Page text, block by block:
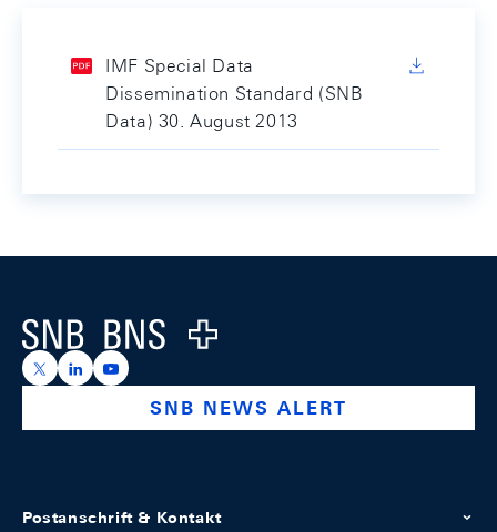
IMF Special Data
Dissemination Standard (SNB
Data) 30. August 2013
Logo
https://x.com/snb_bns
https://ch.linkedin.com/company/swiss-national-
https://www.youtube.com/@swissnationalbank
SNB NEWS ALERT
Postanschrift & Kontakt